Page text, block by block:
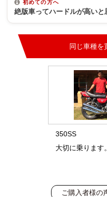
初めての方へ
絶版車ってハードルが高いと
同じ車種を
350SS
大切に乗ります。
ご購入者様の